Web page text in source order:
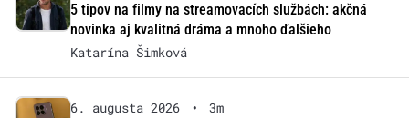
5 tipov na filmy na streamovacích službách: akčná
novinka aj kvalitná dráma a mnoho ďalšieho
Katarína Šimková
6. augusta 2026 •
3m